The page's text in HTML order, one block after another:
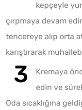
kepçeyle
çırpmaya devam
tencereye alıp orta
karıştırarak
Kremaya
edin ve
Oda sıcaklığına